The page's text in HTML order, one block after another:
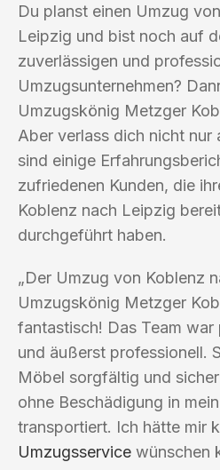
Du planst einen Umzug
Leipzig und bist noch auf
zuverlässigen und
Umzugsunternehmen?
Umzugskönig Metzger
Aber verlass dich nicht nur
sind einige
zufriedenen Kunden, die
Koblenz nach Leipzig
durchgeführt haben.
„Der Umzug von Koblenz
Umzugskönig Metzger
fantastisch! Das Team
und äußerst professionell.
Möbel sorgfältig und
ohne Beschädigung in
transportiert. Ich hätte mir
Umzugsservice wünschen